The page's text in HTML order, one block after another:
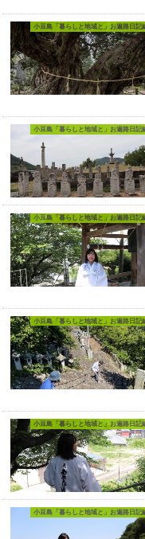
小豆島「暮らしと地域と」お遍路日記
小豆島「暮らしと地域と」お遍路日記
小豆島「暮らしと地域と」お遍路日記
小豆島「暮らしと地域と」お遍路日記
小豆島「暮らしと地域と」お遍路日記
小豆島「暮らしと地域と」お遍路日記